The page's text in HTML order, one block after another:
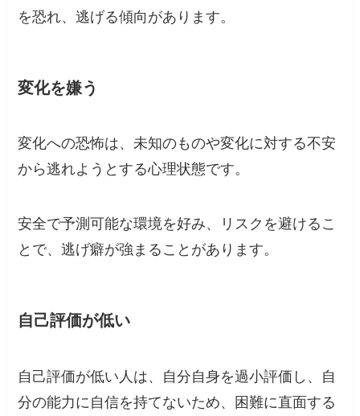
を恐れ、逃げる傾向があります。
変化を嫌う
変化への恐怖は、未知のものや変化に対する不安
から逃れようとする心理状態です。
安全で予測可能な環境を好み、リスクを避けるこ
とで、逃げ癖が強まることがあります。
自己評価が低い
自己評価が低い人は、自分自身を過小評価し、自
分の能力に自信を持てないため、困難に直面する